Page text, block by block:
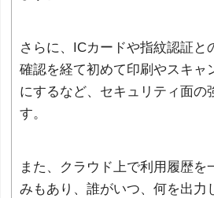
さらに、ICカードや指紋認証と
確認を経て初めて印刷やスキャ
にするなど、セキュリティ面の
す。
また、クラウド上で利用履歴を
みもあり、誰がいつ、何を出力